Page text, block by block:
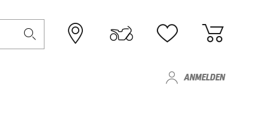
ANMELDEN